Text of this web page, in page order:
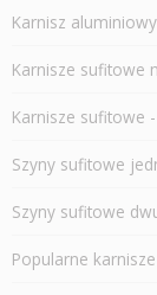
Karnisz aluminiowy
Karnisze sufitowe
Karnisze sufitowe
Szyny sufitowe
Szyny sufitowe
Popularne karnisze